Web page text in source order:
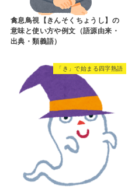
禽息鳥視【きんそくちょうし】の
意味と使い方や例文（語源由来・
出典・類義語）
「き」で始まる四字熟語